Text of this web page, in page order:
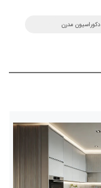
دکوراسیون مدرن